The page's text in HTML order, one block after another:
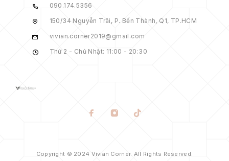
090.174.5356
150/34 Nguyễn Trãi, P. Bến Thành, Q1, TP.HCM
vivian.corner2019@gmail.com
Thứ 2 - Chủ Nhật: 11:00 - 20:30
Copyright © 2024 Vivian Corner. All Rights Reserved.